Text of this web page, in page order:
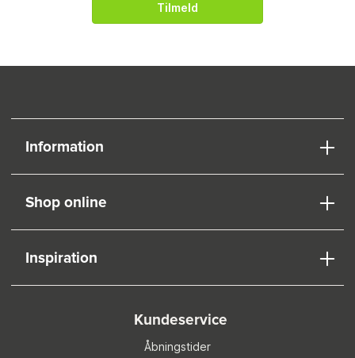
Tilmeld
Information
Shop online
Inspiration
Kundeservice
Åbningstider